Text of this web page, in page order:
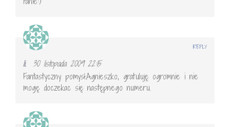
li.
30 listopada 2009 22:15
Fantastyczny pomysł.Agnieszko, gratuluję ogromnie i nie
mogę doczekac się następnego numeru.
REPLY